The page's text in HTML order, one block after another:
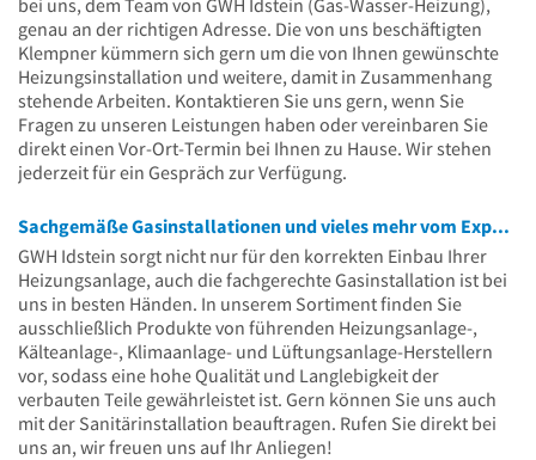
genau an der richtigen Adresse. Die von uns beschäftigten
Klempner kümmern sich gern um die von Ihnen gewünschte
Heizungsinstallation und weitere, damit in Zusammenhang
stehende Arbeiten. Kontaktieren Sie uns gern, wenn Sie
Fragen zu unseren Leistungen haben oder vereinbaren Sie
direkt einen Vor-Ort-Termin bei Ihnen zu Hause. Wir stehen
jederzeit für ein Gespräch zur Verfügung.
Sachgemäße Gasinstallationen und vieles mehr vom Experten
GWH Idstein sorgt nicht nur für den korrekten Einbau Ihrer
Heizungsanlage, auch die fachgerechte Gasinstallation ist bei
uns in besten Händen. In unserem Sortiment finden Sie
ausschließlich Produkte von führenden Heizungsanlage-,
Kälteanlage-, Klimaanlage- und Lüftungsanlage-Herstellern
vor, sodass eine hohe Qualität und Langlebigkeit der
verbauten Teile gewährleistet ist. Gern können Sie uns auch
mit der Sanitärinstallation beauftragen. Rufen Sie direkt bei
uns an, wir freuen uns auf Ihr Anliegen!